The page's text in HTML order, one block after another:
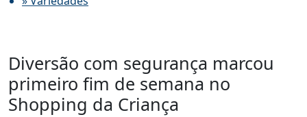
Diversão com segurança marcou
primeiro fim de semana no
Shopping da Criança